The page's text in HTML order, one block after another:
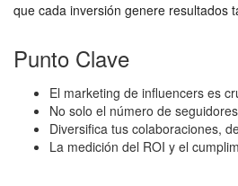
que cada inversión genere resultados
Punto Clave
El marketing de influencers es
No solo el número de
Diversifica tus colaboraciones,
La medición del ROI y el